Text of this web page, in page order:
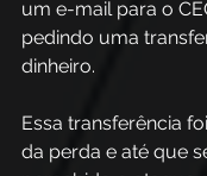
um e-mail para o
pedindo uma
dinheiro.
Essa transferência
da perda e até que